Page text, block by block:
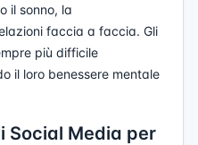
il sonno, la
faccia a faccia. Gli
più difficile
il loro benessere mentale
Social Media per